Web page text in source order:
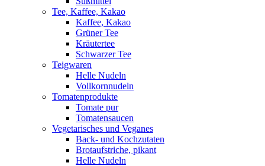
Tee, Kaffee, Kakao
Kaffee, Kakao
Grüner Tee
Kräutertee
Schwarzer Tee
Teigwaren
Helle Nudeln
Vollkornnudeln
Tomatenprodukte
Tomate pur
Tomatensaucen
Vegetarisches und Veganes
Back- und Kochzutaten
Brotaufstriche, pikant
Helle Nudeln